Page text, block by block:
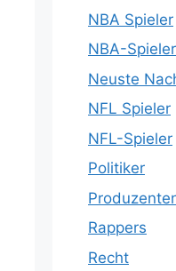
NBA Spieler
NBA-Spieler
Neuste
NFL Spieler
NFL-Spieler
Politiker
Rappers
Recht